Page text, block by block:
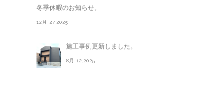
冬季休暇のお知らせ。
12月 27,2025
施工事例更新しました。
8月 12,2025